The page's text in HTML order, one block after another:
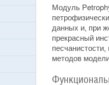
Модуль
данных и, при
прекрасный
методов